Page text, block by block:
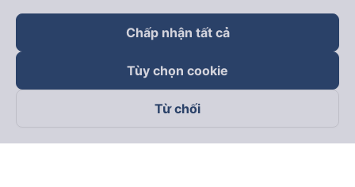
Chấp nhận tất cả
Tùy chọn cookie
Từ chối